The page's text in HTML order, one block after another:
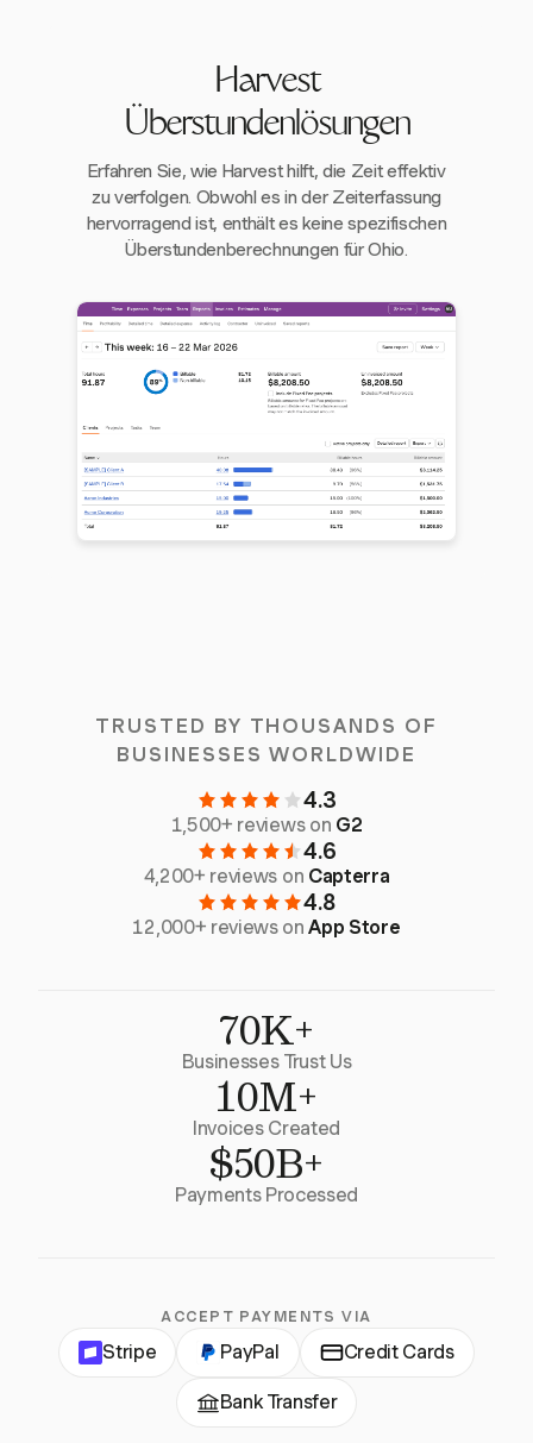
Harvest
Überstundenlösungen
Erfahren Sie, wie Harvest hilft, die Zeit effektiv
zu verfolgen. Obwohl es in der Zeiterfassung
hervorragend ist, enthält es keine spezifischen
Überstundenberechnungen für Ohio.
TRUSTED BY THOUSANDS OF
BUSINESSES WORLDWIDE
4.3
1,500+ reviews on G2
4.6
4,200+ reviews on Capterra
4.8
12,000+ reviews onApp Store
70K+
Businesses Trust Us
10M+
Invoices Created
$50B+
Payments Processed
ACCEPT PAYMENTS VIA
Stripe PayPal Credit Cards
Bank Transfer